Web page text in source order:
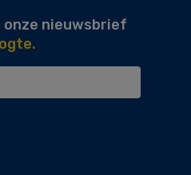
nieuwsbrief